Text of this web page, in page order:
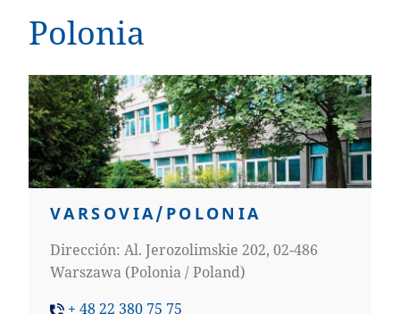
Polonia
VARSOVIA/POLONIA
Dirección: Al. Jerozolimskie 202, 02-486
Warszawa (Polonia / Poland)
+ 48 22 380 75 75